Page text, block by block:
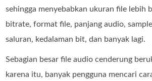
sehingga menyebabkan ukuran file lebih
bitrate, format file, panjang audio,
saluran, kedalaman bit, dan banyak lagi.
Sebagian besar file audio cenderung
karena itu, banyak pengguna mencari